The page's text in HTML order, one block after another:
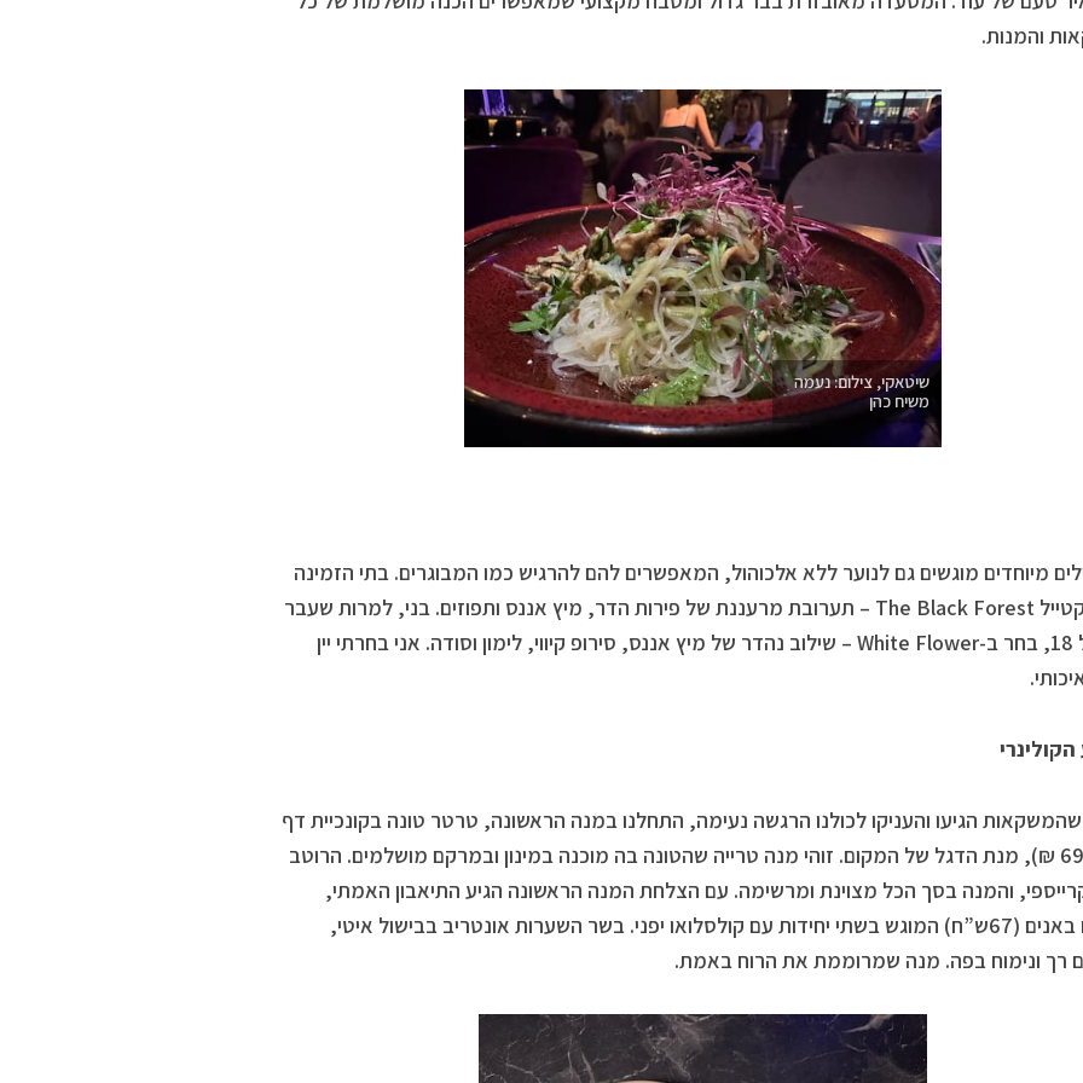
והמנות.
שיטאקי, צילום: נעמה
משיח כהן
מיוחדים מוגשים גם לנוער ללא אלכוהול, המאפשרים להם להרגיש כמו המבוגרים. בתי הזמינה
את קוקטייל The Black Forest – תערובת מרעננת של פירות הדר, מיץ אננס ותפוזים. בני, למרות שעבר
את גיל 18, בחר ב-White Flower – שילוב נהדר של מיץ אננס, סירופ קיווי, לימון וסודה. אני בחרתי יין
הגיעו והעניקו לכולנו הרגשה נעימה, התחלנו במנה הראשונה, טרטר טונה בקונכיית דף
אורז (69 ₪), מנת הדגל של המקום. זוהי מנה טרייה שהטונה בה מוכנה במינון ובמרקם מושלמים. הרוטב
והמנה בסך הכל מצוינת ומרשימה. עם הצלחת המנה הראשונה הגיע התיאבון האמתי,
ולקחנו באנים (67ש”ח) המוגש בשתי יחידות עם קולסלואו יפני. בשר השערות אונטריב בבישול איטי,
רך ונימוח בפה. מנה שמרוממת את הרוח באמת.